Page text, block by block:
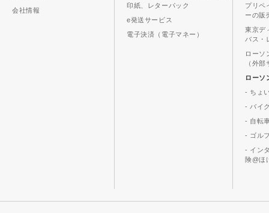
会社情報
印紙、レターパック
e発送サービス
電子決済（電子マネー）
プリペ
ーの販
東京デ
バス・
ローソ
（外
ローソ
- ちょ
- バイ
- 自転
- ゴル
- イン
険@ほ